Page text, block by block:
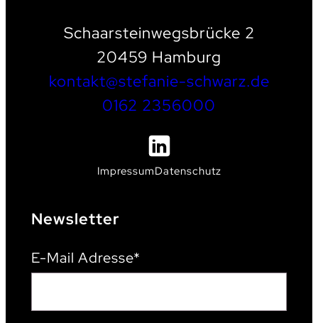
Schaarsteinwegsbrücke 2
20459 Hamburg
kontakt@stefanie-schwarz.de
0162 2356000
ImpressumDatenschutz
Newsletter
E-Mail Adresse*